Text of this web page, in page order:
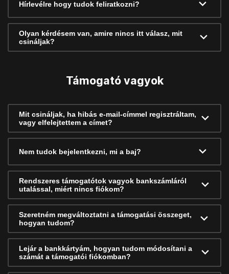
Hírlevélre hogy tudok feliratkozni?
Olyan kérdésem van, amire nincs itt válasz, mit
csináljak?
Támogató vagyok
Mit csináljak, ha hibás e-mail-címmel regisztráltam,
vagy elfelejtettem a címet?
Nem tudok bejelentkezni, mi a baj?
Rendszeres támogatótok vagyok bankszámláról
utalással, miért nincs fiókom?
Szeretném megváltoztatni a támogatási összeget,
hogyan tudom?
Lejár a bankkártyám, hogyan tudom módosítani a
számát a támogatói fiókomban?